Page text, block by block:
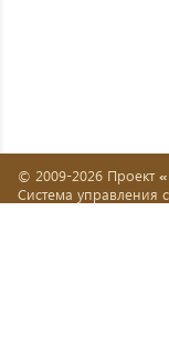
© 2009-2026 Проект
Система управления